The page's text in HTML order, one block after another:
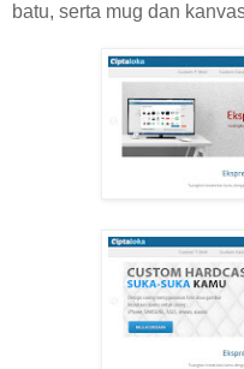
batu, serta mug dan